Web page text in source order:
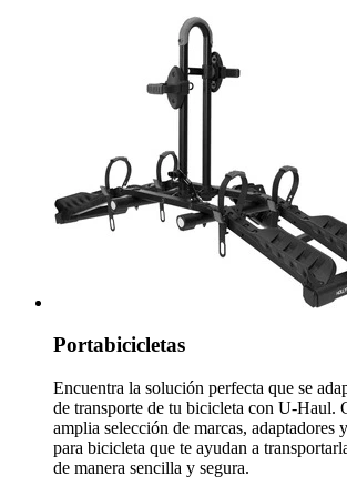
Portabicicletas
Encuentra la solución perfecta que se
de transporte de tu bicicleta con U-Haul.
amplia selección de marcas, adaptadores
para bicicleta que te ayudan a
de manera sencilla y segura.